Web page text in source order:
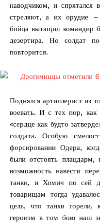
наводчиком, и спрятался
стреляют, а их орудие
бойца вытащил командир
дезертира. Но солдат
повторится.
Поднялся артиллерист из
воевать. И с тех пор, как
«сердце как будто
солдата. Особую
форсировании Одера,
были отстоять плацдарм,
возможность навести
танки, и Хомич по сей
товарищам тогда
цель, что танки
героизм в том бою наш